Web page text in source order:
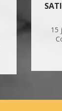
15